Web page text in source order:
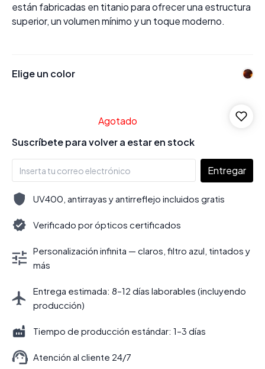
están fabricadas en titanio para ofrecer una estructura
superior, un volumen mínimo y un toque moderno.
Elige un color
Agotado
Suscríbete para volver a estar en stock
Entregar
UV400, antirrayas y antirreflejo incluidos gratis
Verificado por ópticos certificados
Personalización infinita — claros, filtro azul, tintados y
más
Entrega estimada: 8–12 días laborables (incluyendo
producción)
Tiempo de producción estándar: 1–3 días
Atención al cliente 24/7